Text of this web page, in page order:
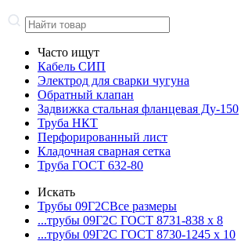
Часто ищут
Кабель СИП
Электрод для сварки чугуна
Обратный клапан
Задвижка стальная фланцевая Ду-150
Труба НКТ
Перфорированный лист
Кладочная сварная сетка
Труба ГОСТ 632-80
Искать
Трубы 09Г2СВсе размеры
...трубы 09Г2С ГОСТ 8731-838 x 8
...трубы 09Г2С ГОСТ 8730-1245 x 10